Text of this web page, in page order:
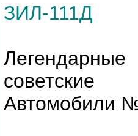
ЗИЛ-111Д
Легендарные
советские
Автомобили